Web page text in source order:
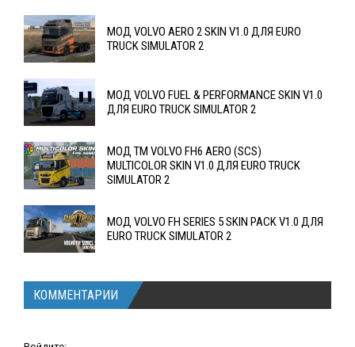
МОД VOLVO AERO 2 SKIN V1.0 ДЛЯ EURO
TRUCK SIMULATOR 2
МОД VOLVO FUEL & PERFORMANCE SKIN V1.0
ДЛЯ EURO TRUCK SIMULATOR 2
МОД TM VOLVO FH6 AERO (SCS)
MULTICOLOR SKIN V1.0 ДЛЯ EURO TRUCK
SIMULATOR 2
МОД VOLVO FH SERIES 5 SKIN PACK V1.0 ДЛЯ
EURO TRUCK SIMULATOR 2
КОММЕНТАРИИ